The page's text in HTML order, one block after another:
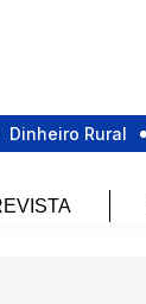
Dinheiro Rural